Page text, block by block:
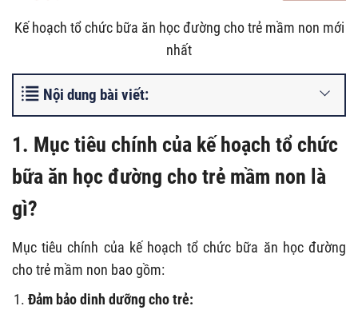
Kế hoạch tổ chức bữa ăn học đường cho trẻ mầm non mới
nhất
Nội dung bài viết:
1. Mục tiêu chính của kế hoạch tổ chức
bữa ăn học đường cho trẻ mầm non là
gì?
Mục tiêu chính của kế hoạch tổ chức bữa ăn học đường
cho trẻ mầm non bao gồm:
Đảm bảo dinh dưỡng cho trẻ: